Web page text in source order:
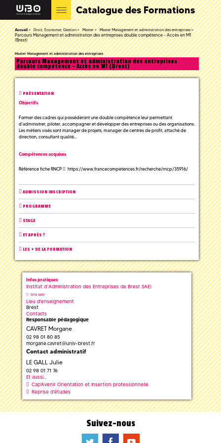
Catalogue des Formations
Accueil Droit, Economie, Gestion Master Master Management et administration des entreprises
Parcours Management et administration des entreprises double compétence - Accès en M1
(Brest)
Master Management et administration des entreprises
Parcours Management et administration des entreprises
double compétence - Accès en M1 (Brest)
PRÉSENTATION
Objectifs
Former des cadres qui possèderont une double compétence leur permettant
d’administrer, piloter, accompagner et développer des entreprises ou des organisations.
Les métiers visés sont manager de projets, manager de centres de profit, attaché de
direction, consultant qualité...
Compétences acquises
Référence fiche RNCP https://www.francecompetences.fr/recherche/rncp/35916/
ADMISSION INSCRIPTION
PROGRAMME
STAGE
ET APRÈS ?
LES + DE LA FORMATION
Infos pratiques
Institut d’Administration des Entreprises de Brest (IAE)
Site web
Lieu d'enseignement
Brest
Contacts
Responsable pédagogique
CAVRET Morgane
02 98 01 80 85
morgane.cavret@univ-brest.fr
Contact administratif
LE GALL Julie
02 98 01 71 76
Et aussi...
Cap'Avenir Orientation et Insertion professionnelle
Reprise d'études
Suivez-nous